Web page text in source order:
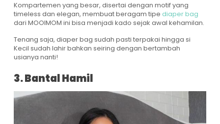
Kompartemen yang besar, disertai dengan motif yang
timeless dan elegan, membuat beragam tipe diaper bag
dari MOOIMOM ini bisa menjadi kado sejak awal kehamilan.
Tenang saja, diaper bag sudah pasti terpakai hingga si
Kecil sudah lahir bahkan seiring dengan bertambah
usianya nanti!
3. Bantal Hamil